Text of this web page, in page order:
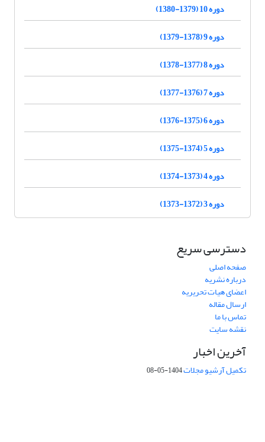
دوره 10 (1379-1380)
دوره 9 (1378-1379)
دوره 8 (1377-1378)
دوره 7 (1376-1377)
دوره 6 (1375-1376)
دوره 5 (1374-1375)
دوره 4 (1373-1374)
دوره 3 (1372-1373)
دسترسی سریع
صفحه اصلی
درباره نشریه
اعضای هیات تحریریه
ارسال مقاله
تماس با ما
نقشه سایت
آخرین اخبار
تکمیل آرشیو مجلات1404-05-08